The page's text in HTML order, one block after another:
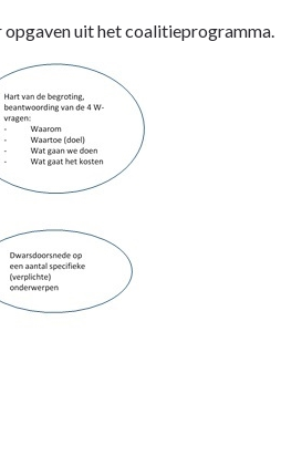
opgaven uit het coalitieprogramma.